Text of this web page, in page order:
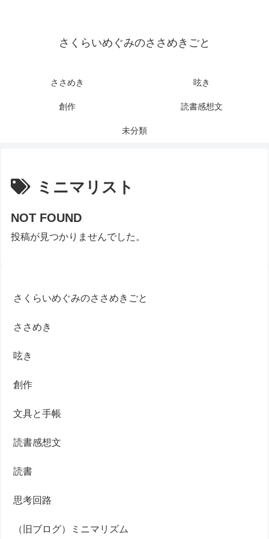
さくらいめぐみのささめきごと
ささめき 呟き
創作 読書感想文
未分類
ミニマリスト
NOT FOUND
投稿が見つかりませんでした。
さくらいめぐみのささめきごと
ささめき
呟き
創作
文具と手帳
読書感想文
読書
思考回路
（旧ブログ）ミニマリズム